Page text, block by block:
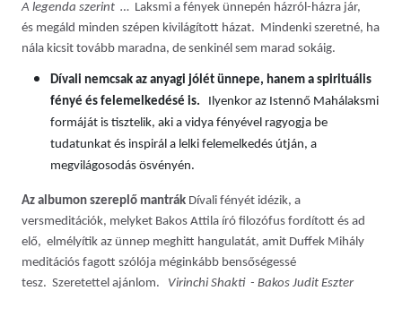
A legenda szerint … Laksmi a fények ünnepén házról-házra jár,
és megáld minden szépen kivilágított házat. Mindenki szeretné, ha
nála kicsit tovább maradna, de senkinél sem marad sokáig.
Dívali nemcsak az anyagi jólét ünnepe, hanem a spirituális
fényé és felemelkedésé is.
Ilyenkor az Istennő Mahálaksmi
formáját is tisztelik, aki a vidya fényével ragyogja be
tudatunkat és inspirál a lelki felemelkedés útján, a
megvilágosodás ösvényén.
Az albumon szereplő mantrák Dívali fényét idézik, a
versmeditációk, melyket Bakos Attila író filozófus fordított és ad
elő, elmélyítik az ünnep meghitt hangulatát, amit Duffek Mihály
meditációs fagott szólója méginkább bensőségessé
tesz. Szeretettel ajánlom. Virinchi Shakti - Bakos Judit Eszter